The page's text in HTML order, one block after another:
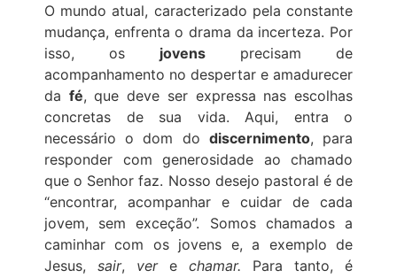
O mundo atual, caracterizado pela constante
mudança, enfrenta o drama da incerteza. Por
isso, os jovens precisam de
acompanhamento no despertar e amadurecer
da fé, que deve ser expressa nas escolhas
concretas de sua vida. Aqui, entra o
necessário o dom do discernimento, para
responder com generosidade ao chamado
que o Senhor faz. Nosso desejo pastoral é de
“encontrar, acompanhar e cuidar de cada
jovem, sem exceção”. Somos chamados a
caminhar com os jovens e, a exemplo de
Jesus, sair, vere chamar. Para tanto, é